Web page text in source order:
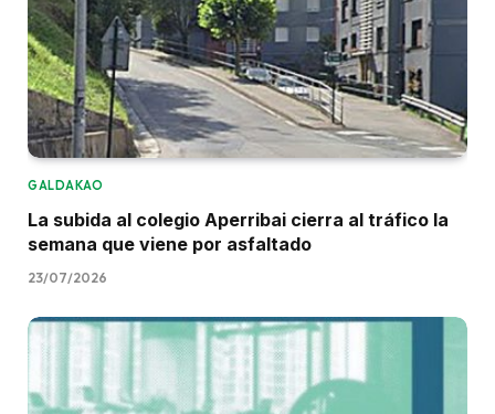
GALDAKAO
La subida al colegio Aperribai cierra al tráfico la
semana que viene por asfaltado
23/07/2026